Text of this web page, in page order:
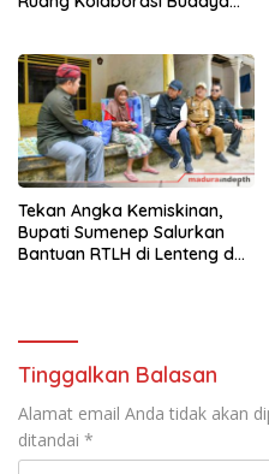
Tekan Angka Kemiskinan,
Bupati Sumenep Salurkan
Bantuan RTLH di Lenteng dan
Tinggalkan Balasan
Alamat email Anda tidak akan
ditandai *